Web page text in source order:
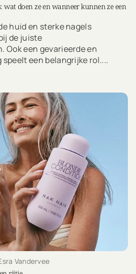
wat doen ze en wanneer kunnen ze een
huid en sterke nagels
de juiste
Ook een gevarieerde en
een belangrijke rol....
Vandervee